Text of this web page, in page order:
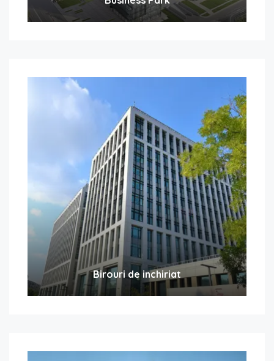
Birouri de inchiriat